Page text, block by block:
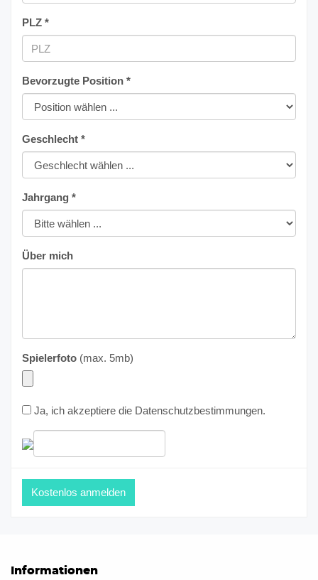
PLZ *
Bevorzugte Position *
Geschlecht *
Jahrgang *
Über mich
Spielerfoto (max. 5mb)
Ja, ich akzeptiere die Datenschutzbestimmungen.
Informationen